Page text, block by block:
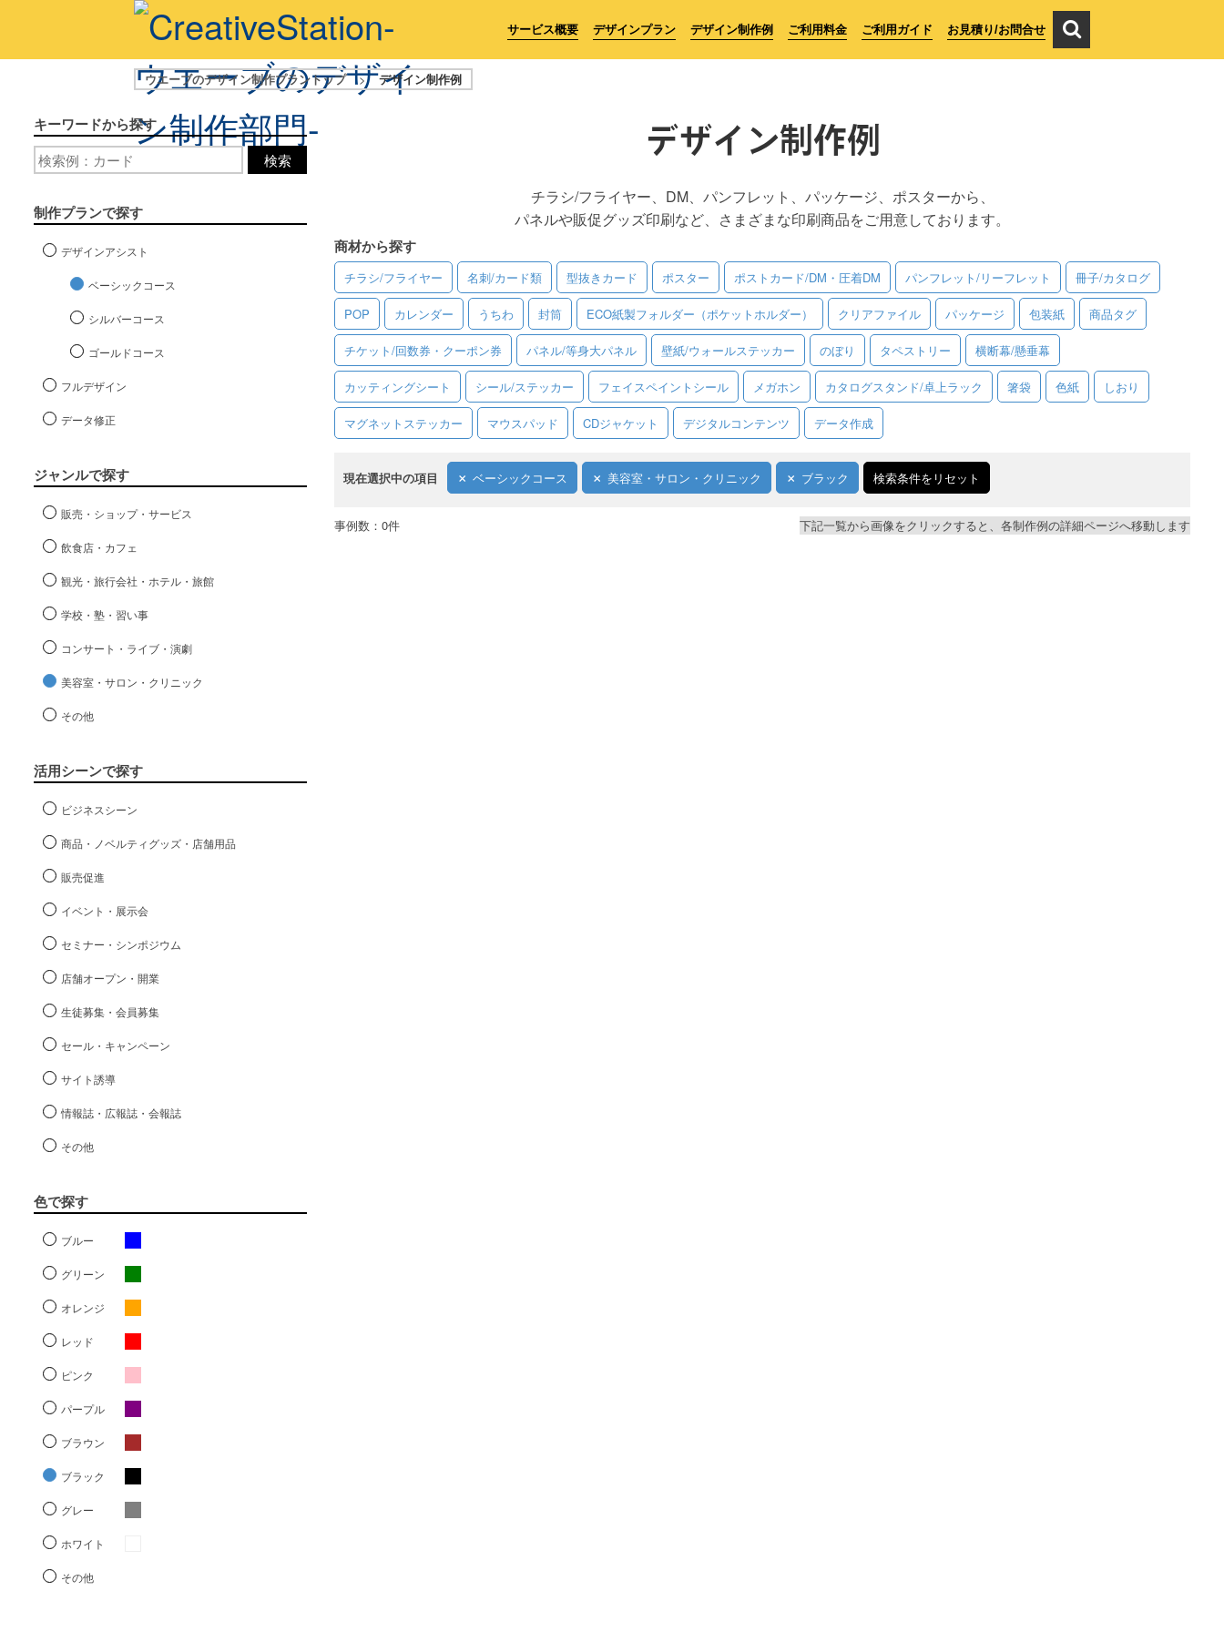
サービス概要 デザインプラン デザイン制作例 ご利用料金 ご利用ガイド お見積り/お問合せ
ウエーブのデザイン制作プラントップ > デザイン制作例
デザイン制作例
チラシ/フライヤー、DM、パンフレット、パッケージ、ポスターから、
パネルや販促グッズ印刷など、さまざまな印刷商品をご用意しております。
商材から探す
チラシ/フライヤー 名刺/カード類 型抜きカード ポスター ポストカード/DM・圧着DM パンフレット/リーフレット 冊子/カタログ
POP カレンダー うちわ 封筒 ECO紙製フォルダー（ポケットホルダー） クリアファイル パッケージ 包装紙 商品タグ
チケット/回数券・クーポン券 パネル/等身大パネル 壁紙/ウォールステッカー のぼり タペストリー 横断幕/懸垂幕
カッティングシート シール/ステッカー フェイスペイントシール メガホン カタログスタンド/卓上ラック 箸袋 色紙 しおり
マグネットステッカー マウスパッド CDジャケット デジタルコンテンツ データ作成
現在選択中の項目 ベーシックコース 美容室・サロン・クリニック ブラック 検索条件をリセット
キーワードから探す
検索
制作プランで探す
デザインアシスト
ベーシックコース
シルバーコース
ゴールドコース
フルデザイン
データ修正
ジャンルで探す
販売・ショップ・サービス
飲食店・カフェ
観光・旅行会社・ホテル・旅館
学校・塾・習い事
コンサート・ライブ・演劇
美容室・サロン・クリニック
その他
活用シーンで探す
ビジネスシーン
商品・ノベルティグッズ・店舗用品
販売促進
イベント・展示会
セミナー・シンポジウム
店舗オープン・開業
生徒募集・会員募集
セール・キャンペーン
サイト誘導
情報誌・広報誌・会報誌
その他
色で探す
ブルー
グリーン
オレンジ
レッド
ピンク
パープル
ブラウン
ブラック
グレー
ホワイト
その他
事例数：0件 下記一覧から画像をクリックすると、各制作例の詳細ページへ移動します